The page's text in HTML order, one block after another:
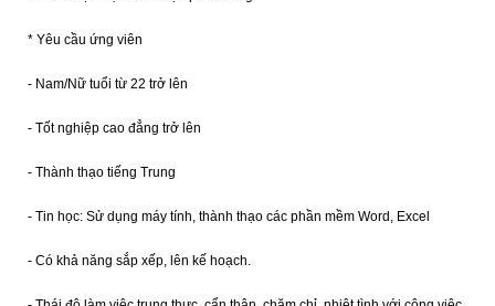
* Yêu cầu ứng viên
- Nam/Nữ tuổi từ 22 trở lên
- Tốt nghiệp cao đẳng trở lên
- Thành thạo tiếng Trung
- Tin học: Sử dụng máy tính, thành thạo các phần mềm Word, Excel
- Có khả năng sắp xếp, lên kế hoạch.